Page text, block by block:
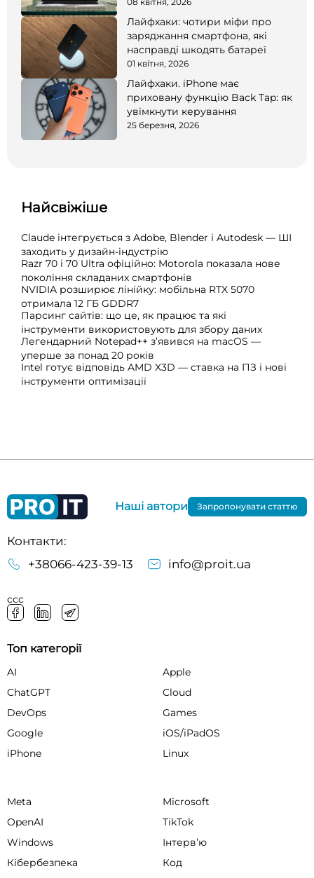
Лайфхаки: чотири міфи про
заряджання смартфона, які
насправді шкодять батареї
01 квітня, 2026
Лайфхаки. iPhone має
приховану функцію Back Tap: як
увімкнути керування
25 березня, 2026
Найсвіжіше
Claude інтегрується з Adobe, Blender і Autodesk — ШІ
заходить у дизайн-індустрію
Razr 70 і 70 Ultra офіційно: Motorola показала нове
покоління складаних смартфонів
NVIDIA розширює лінійку: мобільна RTX 5070
отримала 12 ГБ GDDR7
Парсинг сайтів: що це, як працює та які
інструменти використовують для збору даних
Легендарний Notepad++ з’явився на macOS —
уперше за понад 20 років
Intel готує відповідь AMD X3D — ставка на ПЗ і нові
інструменти оптимізації
Контакти:
+38066-423-39-13
info@proit.ua
ссс
Наші автори Запропонувати статтю
Топ категорії
AI
Apple
ChatGPT
Cloud
DevOps
Games
Google
iOS/iPadOS
iPhone
Linux
Meta
Microsoft
OpenAI
TikTok
Windows
Інтервʼю
Кібербезпека
Код